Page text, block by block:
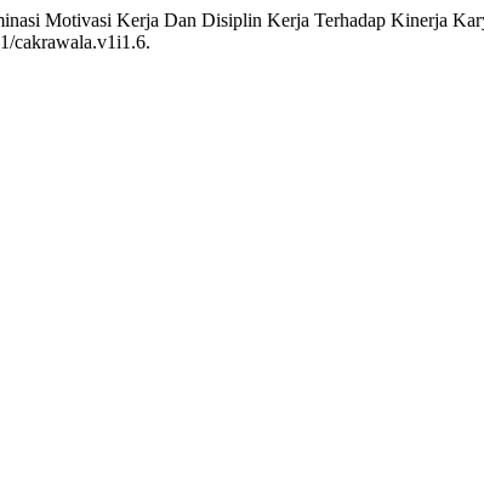
Motivasi Kerja Dan Disiplin Kerja Terhadap Kinerja
cakrawala.v1i1.6.